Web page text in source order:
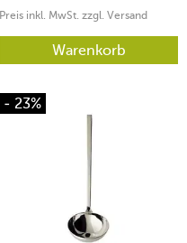
Preis inkl. MwSt. zzgl. Versand
Warenkorb
- 23%